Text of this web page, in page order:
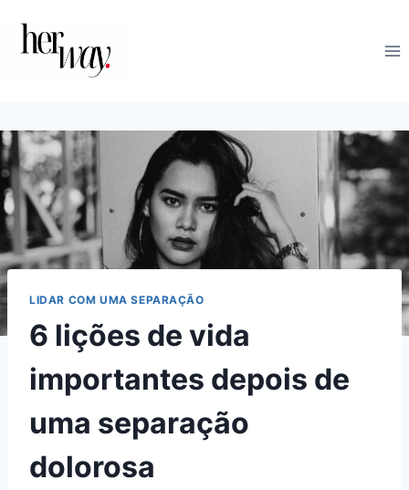
LIDAR COM UMA SEPARAÇÃO
6 lições de vida
importantes depois de
uma separação
dolorosa